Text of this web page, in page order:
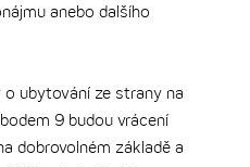
anebo dalšího
o ubytování ze strany na
9 budou vrácení
dobrovolném základě a